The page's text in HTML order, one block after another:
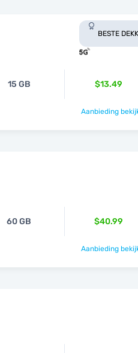
BESTE
15 GB $13.49
Aanbieding
60 GB $40.99
Aanbieding